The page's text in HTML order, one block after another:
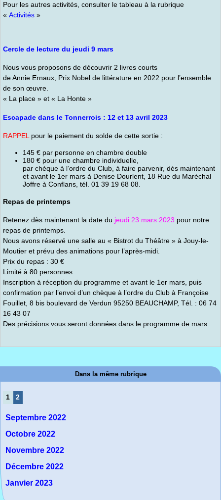
Pour les autres activités, consulter le tableau à la rubrique
« Activités »
Cercle de lecture du jeudi 9 mars
Nous vous proposons de découvrir 2 livres courts
de Annie Ernaux, Prix Nobel de littérature en 2022 pour l’ensemble
de son œuvre.
« La place » et « La Honte »
Escapade dans le Tonnerrois : 12 et 13 avril 2023
RAPPELpour le paiement du solde de cette sortie :
145 € par personne en chambre double
180 € pour une chambre individuelle,
par chèque à l’ordre du Club, à faire parvenir, dès maintenant
et avant le 1er mars à Denise Dourlent, 18 Rue du Maréchal
Joffre à Conflans, tél. 01 39 19 68 08.
Repas de printemps
Retenez dès maintenant la date du jeudi 23 mars 2023 pour notre
repas de printemps.
Nous avons réservé une salle au « Bistrot du Théâtre » à Jouy-le-
Moutier et prévu des animations pour l’après-midi.
Prix du repas : 30 €
Limité à 80 personnes
Inscription à réception du programme et avant le 1er mars, puis
confirmation par l’envoi d’un chèque à l’ordre du Club à Françoise
Fouillet, 8 bis boulevard de Verdun 95250 BEAUCHAMP, Tél. : 06 74
16 43 07
Des précisions vous seront données dans le programme de mars.
Dans la même rubrique
1 2
Septembre 2022
Octobre 2022
Novembre 2022
Décembre 2022
Janvier 2023